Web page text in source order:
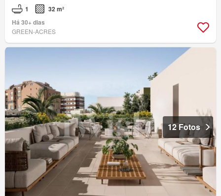
1
32 m²
Há 30+ dias
GREEN-ACRES
12 Fotos